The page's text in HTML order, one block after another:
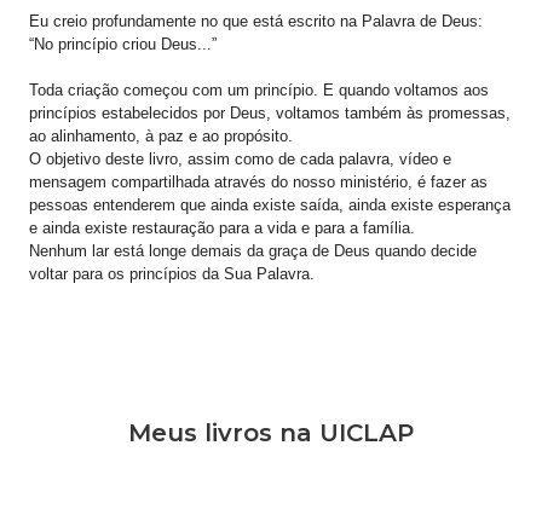
Eu creio profundamente no que está escrito na Palavra de Deus:
“No princípio criou Deus...”
Toda criação começou com um princípio. E quando voltamos aos
princípios estabelecidos por Deus, voltamos também às promessas,
ao alinhamento, à paz e ao propósito.
O objetivo deste livro, assim como de cada palavra, vídeo e
mensagem compartilhada através do nosso ministério, é fazer as
pessoas entenderem que ainda existe saída, ainda existe esperança
e ainda existe restauração para a vida e para a família.
Nenhum lar está longe demais da graça de Deus quando decide
voltar para os princípios da Sua Palavra.
Meus livros na UICLAP